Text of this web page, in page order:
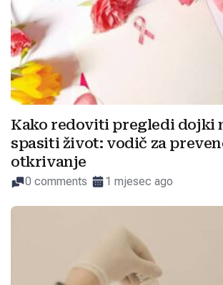
Kako redoviti pregledi dojki
spasiti život: vodič za
otkrivanje
0 comments 1 mjesec ago